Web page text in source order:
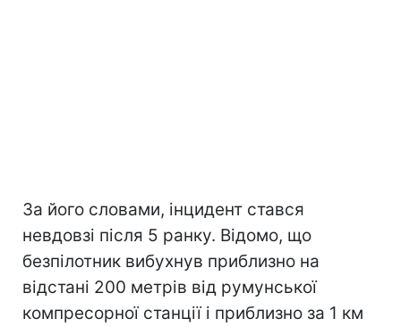
За його словами, інцидент стався
невдовзі після 5 ранку. Відомо, що
безпілотник вибухнув приблизно на
відстані 200 метрів від румунської
компресорної станції і приблизно за 1 км